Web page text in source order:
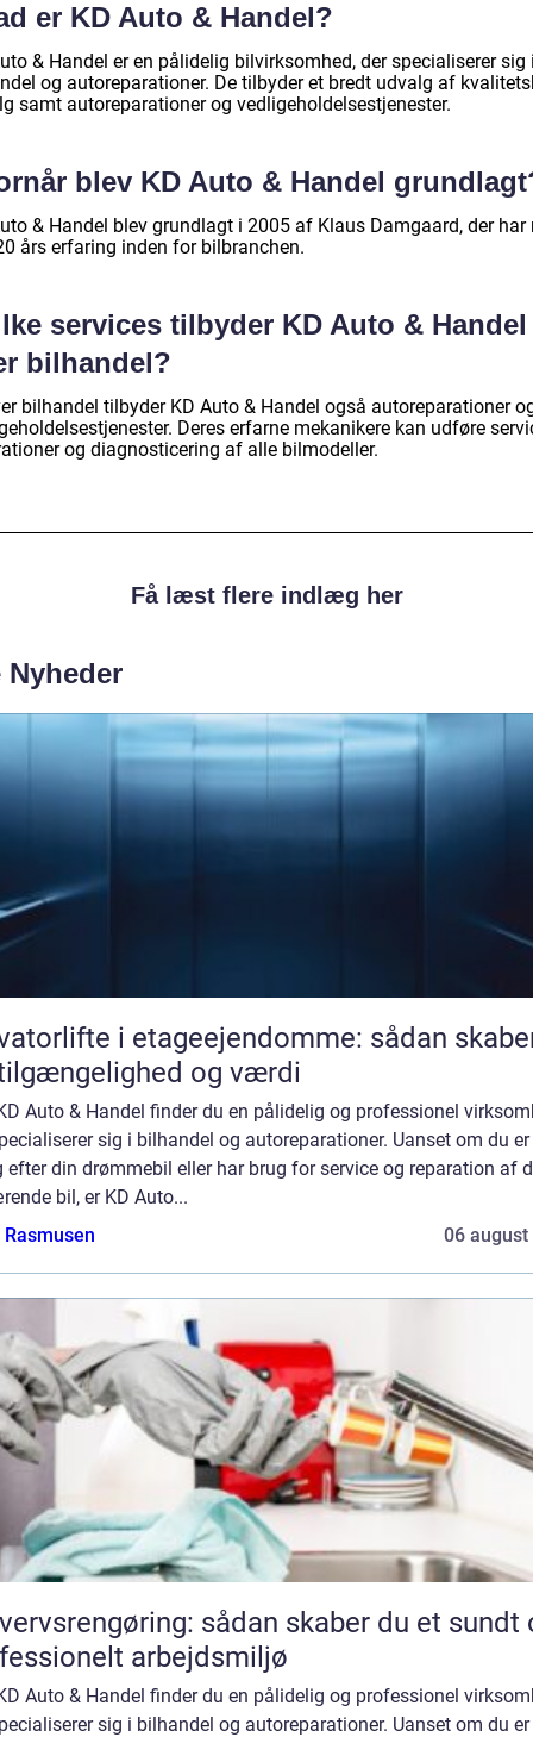
er KD Auto & Handel?
& Handel er en pålidelig bilvirksomhed, der specialiserer sig
og autoreparationer. De tilbyder et bredt udvalg af
samt autoreparationer og vedligeholdelsestjenester.
blev KD Auto & Handel
& Handel blev grundlagt i 2005 af Klaus Damgaard, der har
års erfaring inden for bilbranchen.
services tilbyder KD Auto &
bilhandel?
bilhandel tilbyder KD Auto & Handel også autoreparationer
Deres erfarne mekanikere kan udføre
og diagnosticering af alle bilmodeller.
Få læst flere indlæg her
Nyheder
i etageejendomme: sådan
og værdi
Auto & Handel finder du en pålidelig og professionel
sig i bilhandel og autoreparationer. Uanset om du
efter din drømmebil eller har brug for service og reparation af
bil, er KD Auto...
06 august
sådan skaber du et sundt
arbejdsmiljø
Auto & Handel finder du en pålidelig og professionel
sig i bilhandel og autoreparationer. Uanset om du